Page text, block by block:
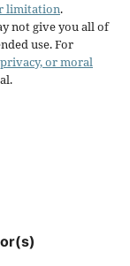
limitation.
not give you all of
use. For
or moral